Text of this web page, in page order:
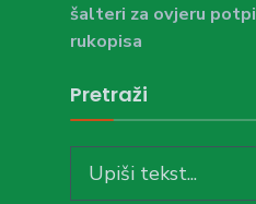
šalteri za ovjeru
rukopisa
Pretraži
for: